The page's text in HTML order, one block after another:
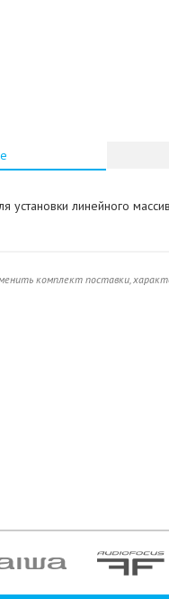
установки линейного
комплект поставки,